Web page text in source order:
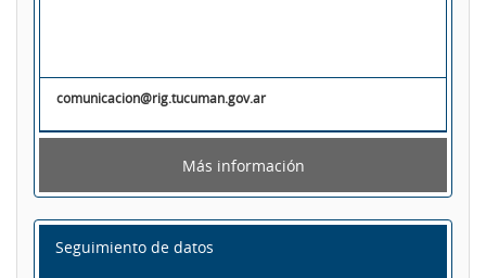
comunicacion@rig.tucuman.gov.ar
Más información
Seguimiento de datos